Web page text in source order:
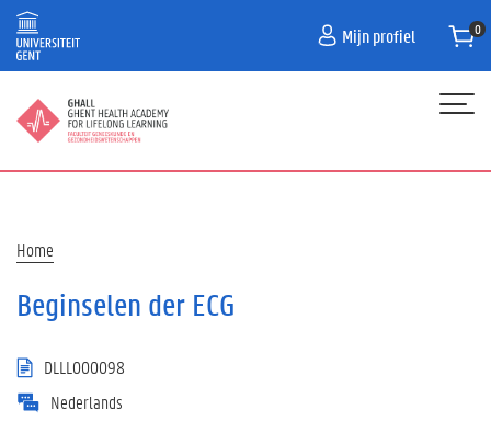
Overslaan
naar
inhoud
gaan
Mijn profiel
PROGRAMMA
CONTACT
Kruimelpad
Home
Beginselen der ECG
DLLL000098
Nederlands